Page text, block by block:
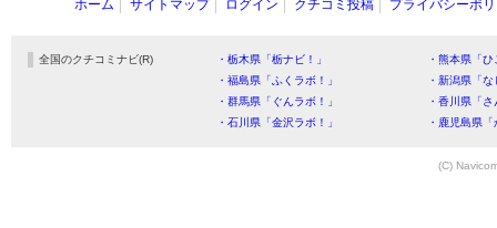
ホーム サイトマップ ログイン クチコミ投稿 プライバシーポ
全国のクチコミナビ(R) ・栃木県「栃ナビ！」
・熊本県「
・福島県「ふくラボ！」
・新潟県「
・群馬県「ぐんラボ！」
・香川県「
・石川県「金沢ラボ！」
・鹿児島県
(C)